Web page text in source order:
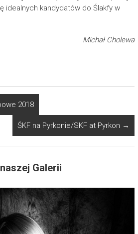
idealnych kandydatów do Ślakfy w
Michał Cholewa
2018
ŚKF na Pyrkonie/SKF at Pyrkon →
Galerii